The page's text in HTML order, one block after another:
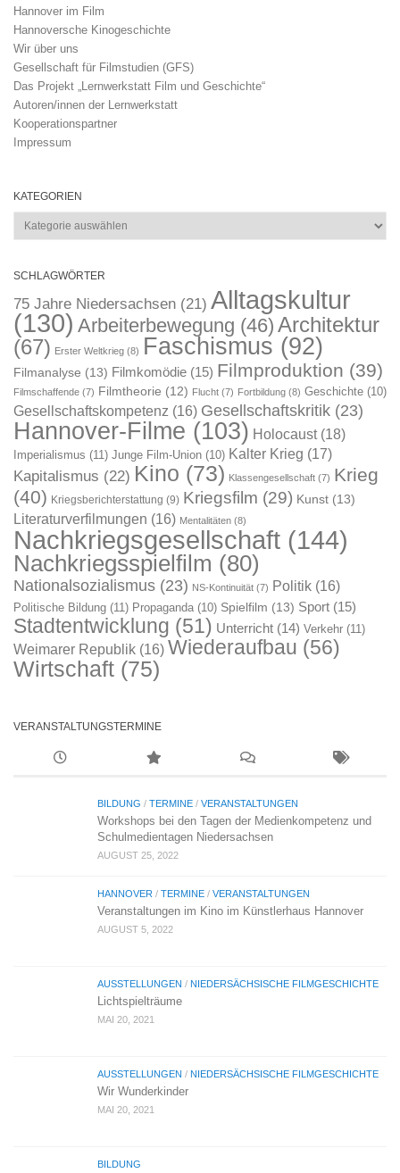
Hannover im Film
Hannoversche Kinogeschichte
Wir über uns
Gesellschaft für Filmstudien (GFS)
Das Projekt „Lernwerkstatt Film und Geschichte“
Autoren/innen der Lernwerkstatt
Kooperationspartner
Impressum
KATEGORIEN
Kategorien
SCHLAGWÖRTER
75 Jahre Niedersachsen (21) Alltagskultur
(130) Arbeiterbewegung (46) Architektur
(67) Erster Weltkrieg (8) Faschismus (92)
Filmanalyse (13) Filmkomödie (15) Filmproduktion (39)
Filmschaffende (7) Filmtheorie (12) Flucht (7) Fortbildung (8) Geschichte (10)
Gesellschaftskompetenz (16) Gesellschaftskritik (23)
Hannover-Filme (103) Holocaust(18)
Imperialismus (11) Junge Film-Union (10) Kalter Krieg (17)
Kapitalismus (22) Kino (73) Klassengesellschaft (7) Krieg
(40) Kriegsberichterstattung (9) Kriegsfilm (29) Kunst (13)
Literaturverfilmungen (16) Mentalitäten (8)
Nachkriegsgesellschaft (144)
Nachkriegsspielfilm (80)
Nationalsozialismus (23) NS-Kontinuität (7) Politik (16)
Politische Bildung (11) Propaganda (10) Spielfilm (13) Sport (15)
Stadtentwicklung (51) Unterricht (14) Verkehr (11)
Weimarer Republik (16) Wiederaufbau (56)
Wirtschaft (75)
VERANSTALTUNGSTERMINE
BILDUNG / TERMINE / VERANSTALTUNGEN
Workshops bei den Tagen der Medienkompetenz und
Schulmedientagen Niedersachsen
AUGUST 25, 2022
HANNOVER / TERMINE / VERANSTALTUNGEN
Veranstaltungen im Kino im Künstlerhaus Hannover
AUGUST 5, 2022
AUSSTELLUNGEN / NIEDERSÄCHSISCHE FILMGESCHICHTE
Lichtspielträume
MAI 20, 2021
AUSSTELLUNGEN / NIEDERSÄCHSISCHE FILMGESCHICHTE
Wir Wunderkinder
MAI 20, 2021
BILDUNG